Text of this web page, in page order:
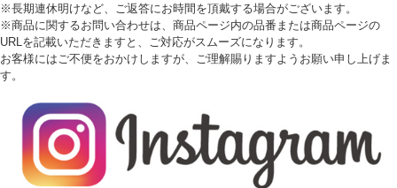
※長期連休明けなど、ご返答にお時間を頂戴する場合がございます。
※商品に関するお問い合わせは、商品ページ内の品番または商品ページの
URLを記載いただきますと、ご対応がスムーズになります。
お客様にはご不便をおかけしますが、ご理解賜りますようお願い申し上げま
す。